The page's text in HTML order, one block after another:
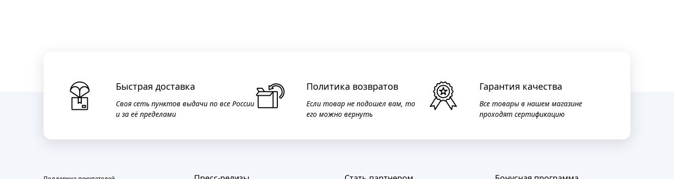
Быстрая доставка
Своя сеть пунктов выдачи по все России
и за её пределами
Политика возвратов
Если товар не подошел вам, то
его можно вернуть
Гарантия качества
Все товары в нашем магазине
проходят сертификацию